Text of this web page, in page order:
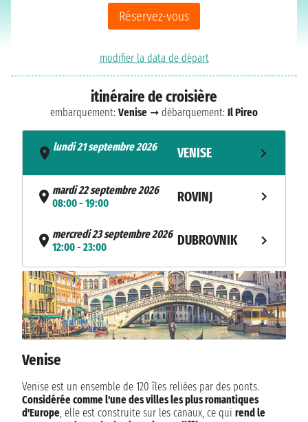
Réservez-vous
modifier la data de départ
itinéraire de croisière
embarquement: Venise ➞ débarquement: Il Pireo
lundi 21 septembre 2026
VENISE
mardi 22 septembre 2026
08:00 - 19:00
ROVINJ
mercredi 23 septembre 2026
12:00 - 23:00
DUBROVNIK
jeudi 24 septembre 2026
09:00 - 19:00
BRINDISI
vendredi 25 septembre 2026
08:00 - 18:00
KOTOR
samedi 26 septembre 2026
dimanche 27 septembre 2026
09:00 - 21:00
MILO
Venise
Venise est un ensemble de 120 îles reliées par des ponts.
Considérée comme l'une des villes les plus romantiques
d'Europe, elle est construite sur ​​les canaux, ce qui rend le